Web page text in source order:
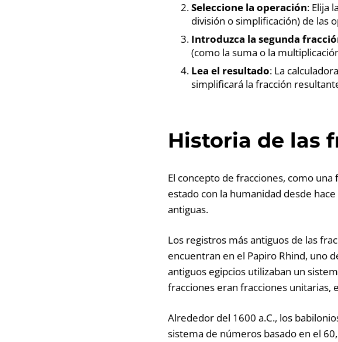
Seleccione la operación: Elija
división o simplificación) de las
Introduzca la segunda
(como la suma o la
Lea el resultado: La
simplificará la fracción
Historia de las
El concepto de fracciones, como
estado con la humanidad desde
antiguas.
Los registros más antiguos de las
encuentran en el Papiro Rhind, uno
antiguos egipcios utilizaban un
fracciones eran fracciones unitarias,
Alrededor del 1600 a.C., los
sistema de números basado en el